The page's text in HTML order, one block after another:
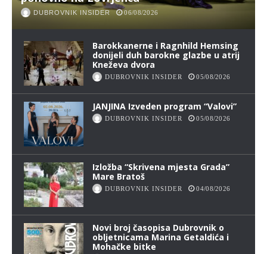
DUBROVNIK INSIDER 06/08/2026
Barokkanerne i Ragnhild Hemsing
donijeli duh barokne glazbe u atrij
Kneževa dvora
DUBROVNIK INSIDER 05/08/2026
JANJINA Izveden program “Valovi”
DUBROVNIK INSIDER 05/08/2026
Izložba “Skrivena mjesta Grada”
Mare Bratoš
DUBROVNIK INSIDER 04/08/2026
Novi broj časopisa Dubrovnik o
obljetnicama Marina Getaldića i
Mohačke bitke